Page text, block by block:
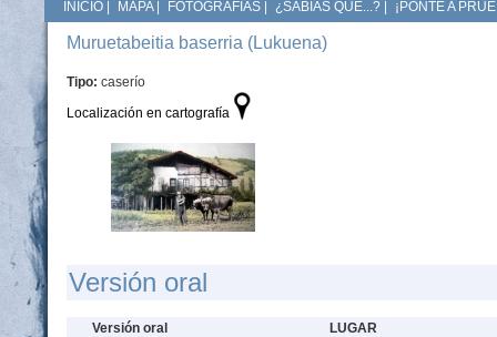
INICIO MAPA| FOTOGRAFÍAS ¿SABÍAS QUE...? ¡PONTE A
Muruetabeitia baserria (Lukuena)
Tipo: caserío
Localización en cartografía
Versión oral
Versión oral
LUGAR